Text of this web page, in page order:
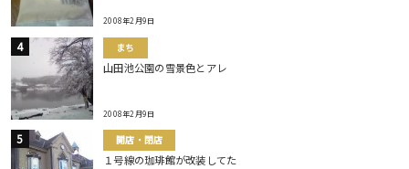
2008年2月9日
まち
山田池公園の雪景色とアレ
2008年2月9日
開店・閉店
１号線の珈琲館が改装してた